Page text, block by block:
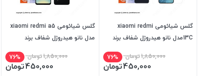
گلس شیائومی xiaomi redmi
13Cمدل نانو هیدروژل شفاف برند
1,850,000تومان 76%
450,000تومان
گلس شیائومی xiaomi redmi a5
مدل نانو هیدروژل شفاف برند
1,850,000تومان 76%
450,000تومان